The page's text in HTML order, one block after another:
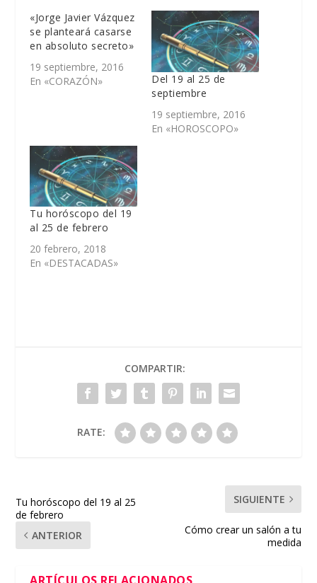
«Jorge Javier Vázquez
se planteará casarse
en absoluto secreto»
19 septiembre, 2016
En «CORAZÓN»
Del 19 al 25 de
septiembre
19 septiembre, 2016
En «HOROSCOPO»
Tu horóscopo del 19
al 25 de febrero
20 febrero, 2018
En «DESTACADAS»
COMPARTIR:
RATE:
Tu horóscopo del 19 al 25
de febrero
ANTERIOR
SIGUIENTE
Cómo crear un salón a tu
medida